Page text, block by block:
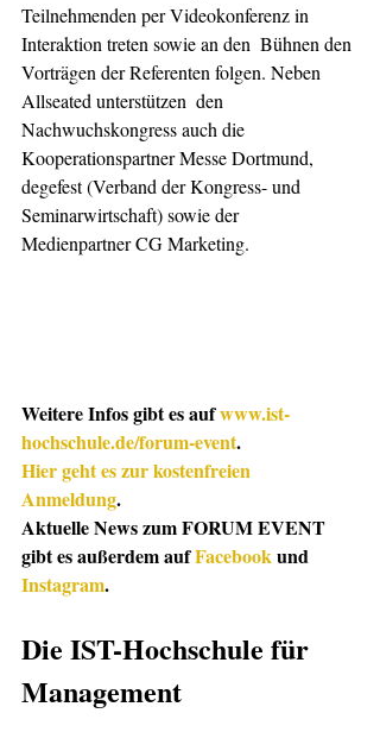
Teilnehmenden per Videokonferenz in
Interaktion treten sowie an den  Bühnen den
Vorträgen der Referenten folgen. Neben
Allseated unterstützen  den
Nachwuchskongress auch die
Kooperationspartner Messe Dortmund,
degefest (Verband der Kongress- und
Seminarwirtschaft) sowie der
Medienpartner CG Marketing.
Weitere Infos gibt es auf www.ist-
hochschule.de/forum-event.
Hier geht es zur kostenfreien
Anmeldung.
Aktuelle News zum FORUM EVENT
gibt es außerdem auf Facebook und
Instagram.
Die IST-Hochschule für
Management